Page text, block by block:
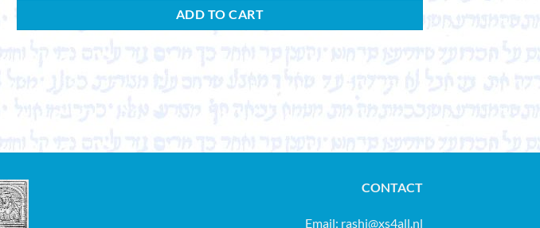
ADD TO CART
CONTACT
Email: rashi@xs4all.nl